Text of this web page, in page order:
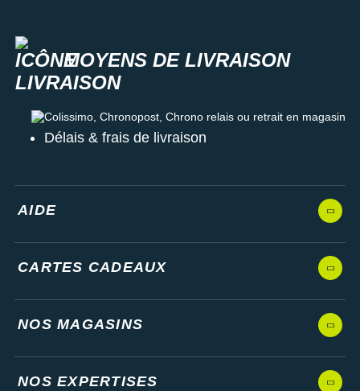
MOYENS DE LIVRAISON
Colissimo, Chronopost, Chrono relais ou retrait en magasin
Délais & frais de livraison
AIDE
CARTES CADEAUX
NOS MAGASINS
NOS EXPERTISES